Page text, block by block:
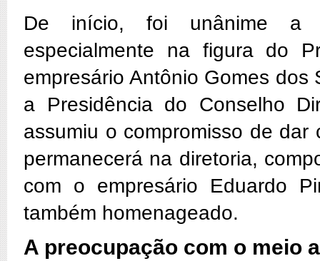
De início, foi unânime a
especialmente na figura do
empresário Antônio Gomes
a Presidência do Conselho
assumiu o compromisso de
permanecerá na diretoria,
com o empresário Eduardo
também homenageado.
A preocupação com o meio